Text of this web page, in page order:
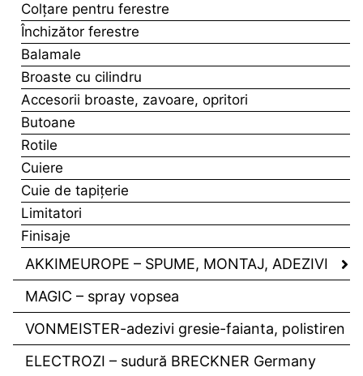
Colţare pentru ferestre
Închizător ferestre
Balamale
Broaste cu cilindru
Accesorii broaste, zavoare, opritori
Butoane
Rotile
Cuiere
Cuie de tapiţerie
Limitatori
Finisaje
AKKIMEUROPE – SPUME, MONTAJ, ADEZIVI
MAGIC – spray vopsea
VONMEISTER-adezivi gresie-faianta, polistiren
ELECTROZI – sudură BRECKNER Germany